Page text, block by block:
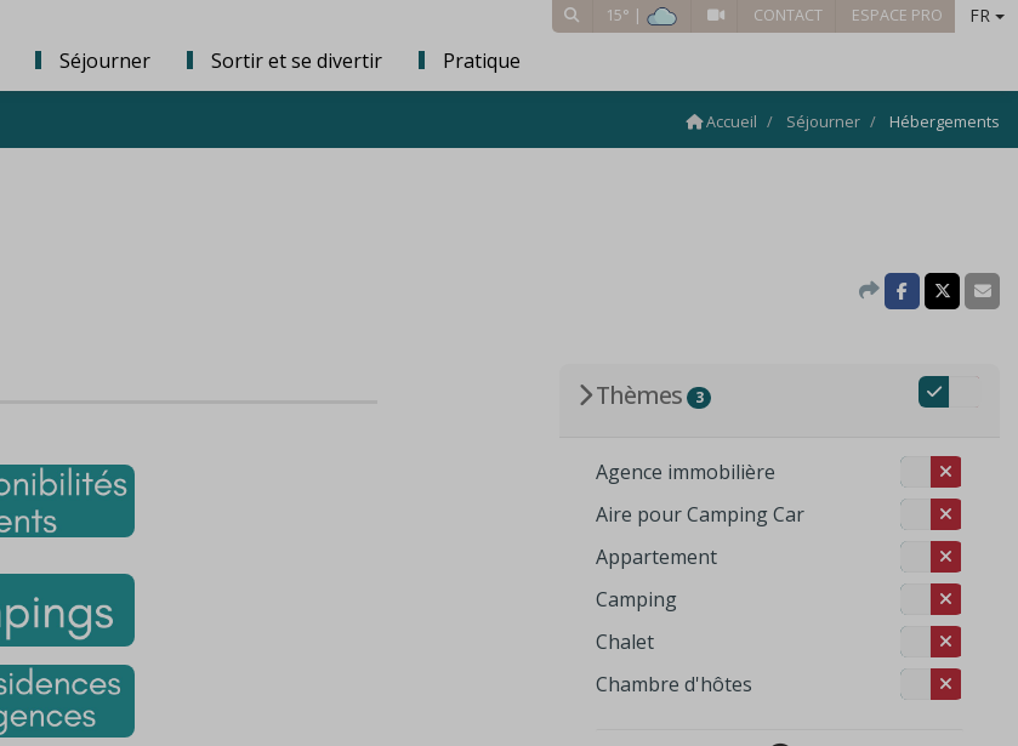
15° | CONTACT ESPACE PRO FR
Séjourner Sortir et se divertir Pratique
Accueil Séjourner Hébergements
Thèmes 3
Agence immobilière
Aire pour Camping Car
Appartement
Camping
Chalet
Chambre d'hôtes